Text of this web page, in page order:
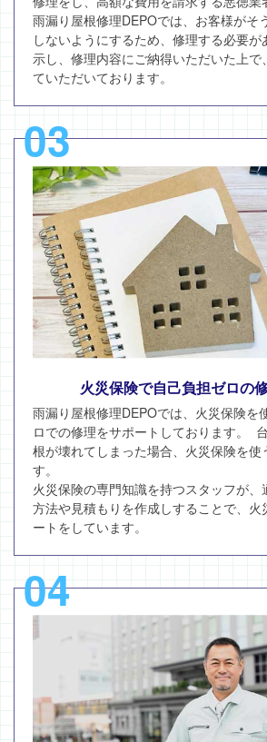
雨漏り屋根修理DEPOでは、お客様がそ
しないようにするため、修理する必要
示し、修理内容にご納得いただいた上で
ていただいております。
03
火災保険で自己負担ゼロの
雨漏り屋根修理DEPOでは、火災保険を
ロでの修理をサポートしております。
根が壊れてしまった場合、火災保険を使
す。
火災保険の専門知識を持つスタッフが
方法や見積もりを作成しすることで、火
ートをしています。
04